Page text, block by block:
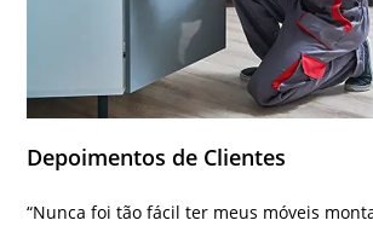
Depoimentos de Clientes
“Nunca foi tão fácil ter meus móveis